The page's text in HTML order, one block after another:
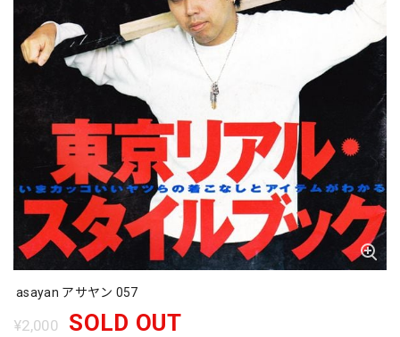
asayan アサヤン 057
¥2,000 SOLD OUT